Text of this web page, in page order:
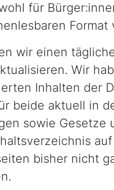
für
Format
wir einen
Wir
Inhalten der
beide aktuell in
sowie Gesetze
bisher nicht